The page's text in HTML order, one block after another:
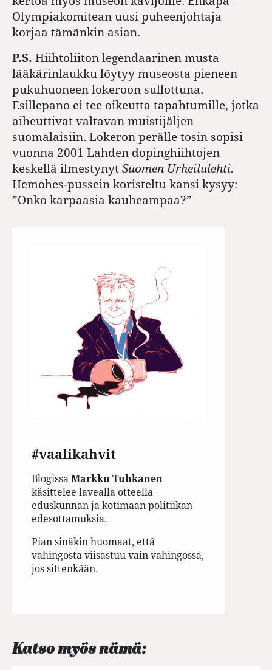
Olympiakomitean uusi puheenjohtaja
korjaa tämänkin asian.
P.S. Hiihtoliiton legendaarinen musta
lääkärinlaukku löytyy museosta pieneen
pukuhuoneen lokeroon sullottuna.
Esillepano ei tee oikeutta tapahtumille, jotka
aiheuttivat valtavan muistijäljen
suomalaisiin. Lokeron perälle tosin sopisi
vuonna 2001 Lahden dopinghiihtojen
keskellä ilmestynyt Suomen Urheilulehti.
Hemohes-pussein koristeltu kansi kysyy:
”Onko karpaasia kauheampaa?”
#vaalikahvit
Blogissa Markku Tuhkanen
käsittelee lavealla otteella
eduskunnan ja kotimaan politiikan
edesottamuksia.
Pian sinäkin huomaat, että
vahingosta viisastuu vain vahingossa,
jos sittenkään.
Katso myös nämä: